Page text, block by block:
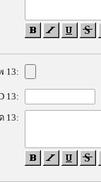
13:
13:
13: